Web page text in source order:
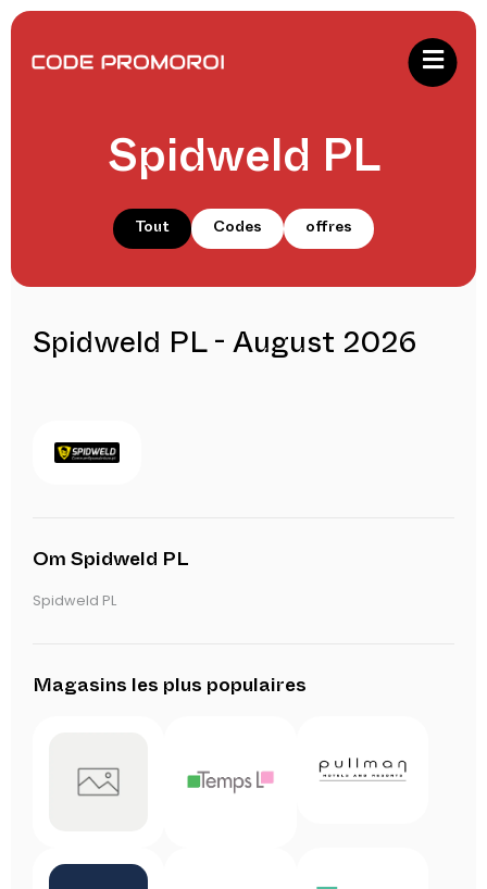
Spidweld PL
Tout Codes offres
Spidweld PL - August 2026
Om Spidweld PL
Spidweld PL
Magasins les plus populaires